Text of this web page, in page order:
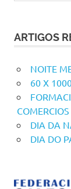
ARTIGOS
NOITE
60 X
COMERCIOS
DIA DA
DIA DO